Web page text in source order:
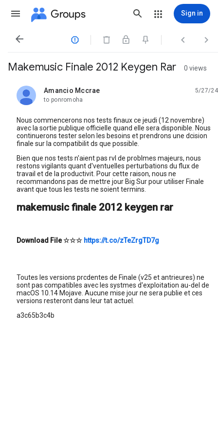
Groups Sign in
   
Makemusic Finale 2012 Keygen Rar 0 views
Amancio Mccrae
unread,
5/27/24
to ponromoha
Nous commencerons nos tests finaux ce jeudi (12 novembre)
avec la sortie publique officielle quand elle sera disponible. Nous
continuerons tester selon les besoins et prendrons une dcision
finale sur la compatibilit ds que possible.
Bien que nos tests n'aient pas rvl de problmes majeurs, nous
restons vigilants quant d'ventuelles perturbations du flux de
travail et de la productivit. Pour cette raison, nous ne
recommandons pas de mettre jour Big Sur pour utiliser Finale
avant que tous les tests ne soient termins.
makemusic finale 2012 keygen rar
Download File☆☆☆ https://t.co/zTeZrgTD7g
Toutes les versions prcdentes de Finale (v25 et antrieures) ne
sont pas compatibles avec les systmes d'exploitation au-del de
macOS 10.14 Mojave. Aucune mise jour ne sera publie et ces
versions resteront dans leur tat actuel.
a3c65b3c4b